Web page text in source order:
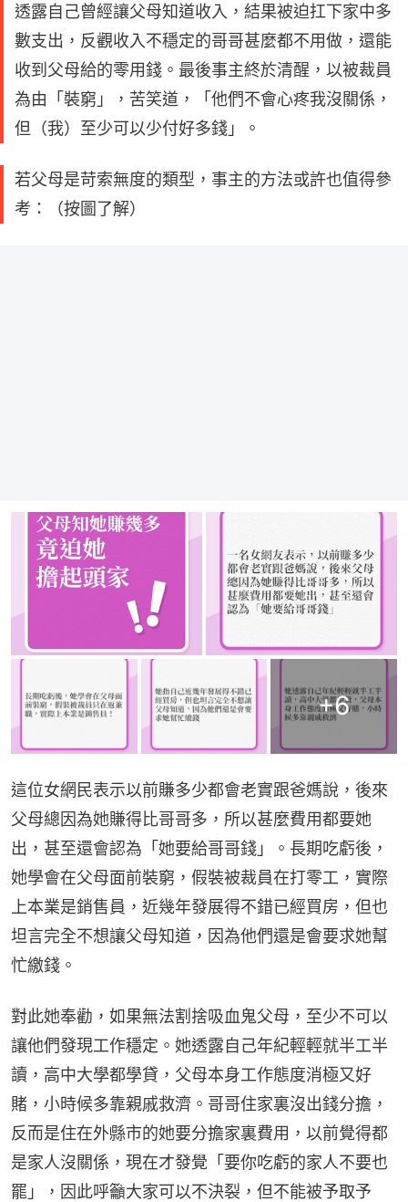
透露自己曾經讓父母知道收入，結果被迫扛下家中多
數支出，反觀收入不穩定的哥哥甚麼都不用做，還能
收到父母給的零用錢。最後事主終於清醒，以被裁員
為由「裝窮」，苦笑道，「他們不會心疼我沒關係，
但（我）至少可以少付好多錢」。
若父母是苛索無度的類型，事主的方法或許也值得參
考：（按圖了解）
+6
這位女網民表示以前賺多少都會老實跟爸媽說，後來
父母總因為她賺得比哥哥多，所以甚麼費用都要她
出，甚至還會認為「她要給哥哥錢」。長期吃虧後，
她學會在父母面前裝窮，假裝被裁員在打零工，實際
上本業是銷售員，近幾年發展得不錯已經買房，但也
坦言完全不想讓父母知道，因為他們還是會要求她幫
忙繳錢。
對此她奉勸，如果無法割捨吸血鬼父母，至少不可以
讓他們發現工作穩定。她透露自己年紀輕輕就半工半
讀，高中大學都學貸，父母本身工作態度消極又好
賭，小時候多靠親戚救濟。哥哥住家裏沒出錢分擔，
反而是住在外縣市的她要分擔家裏費用，以前覺得都
是家人沒關係，現在才發覺「要你吃虧的家人不要也
罷」，因此呼籲大家可以不決裂，但不能被予取予